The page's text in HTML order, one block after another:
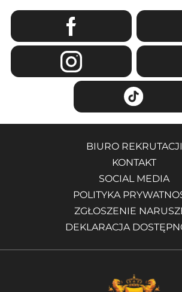
BIURO REKRUTACJI
KONTAKT
SOCIAL MEDIA
POLITYKA
ZGŁOSZENIE
DEKLARACJA